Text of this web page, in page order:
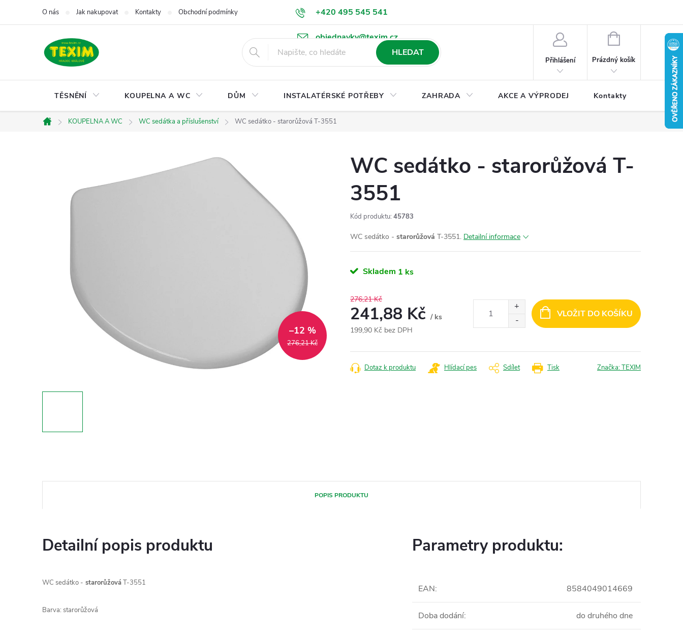
+420 495 545 541
objednavky@texim.cz
O nás Jak nakupovat Kontakty Obchodní podmínky Podmínky ochrany osobních údajů Ke stažení
HLEDAT
Přihlášení
NÁKUPNÍ
Prázdný košík
TĚSNĚNÍ KOUPELNA A WC DŮM INSTALATÉRSKÉ POTŘEBY ZAHRADA AKCE A VÝPRODEJ Kontakty
Domů
KOUPELNA A WC WC sedátka a příslušenství WC sedátko - starorůžová T-3551
276,21 Kč
–12 %
WC sedátko - starorůžová T-
3551
Kód produktu: 45783
WC sedátko - starorůžová T-3551. Detailní informace
Skladem 1 ks
276,21 Kč
241,88 Kč / ks
199,90 Kč bez DPH
cena:
VLOŽIT DO KOŠÍKU
Tisk
Dotaz k produktu Hlídací pes Sdílet Značka:TEXIM
POPIS PRODUKTU
Detailní popis produktu
WC sedátko - starorůžováT-3551
Barva: starorůžová
Parametry produktu:
EAN: 8584049014669
Doba dodání: do druhého dne